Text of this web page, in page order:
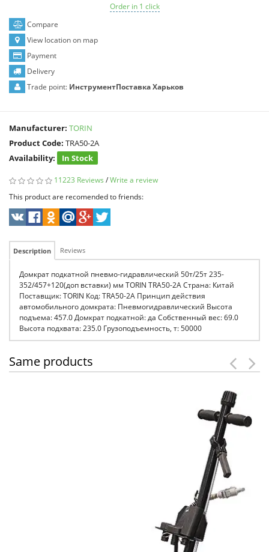
Order in 1 click
Compare
View location on map
Payment
Delivery
Trade point: ИнструментПоставка Харьков
Manufacturer: TORIN
Product Code: TRA50-2A
Availability:
In Stock
11223 Reviews /Write a review
This product are recomended to friends:
Description Reviews
Домкрат подкатной пневмо-гидравлический 50т/25т 235-
352/457+120(доп вставки) мм TORIN TRA50-2A Страна: Китай
Поставщик: TORIN Код: TRA50-2A Принцип действия
автомобильного домкрата: Пневмогидравлический Высота
подъема: 457.0 Домкрат подкатной: да Собственный вес: 69.0
Высота подхвата: 235.0 Грузоподъемность, т: 50000
Same products